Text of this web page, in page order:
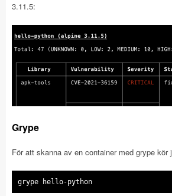
3.11.5:
Grype
För att skanna av en container med grype kör
grype hello-python